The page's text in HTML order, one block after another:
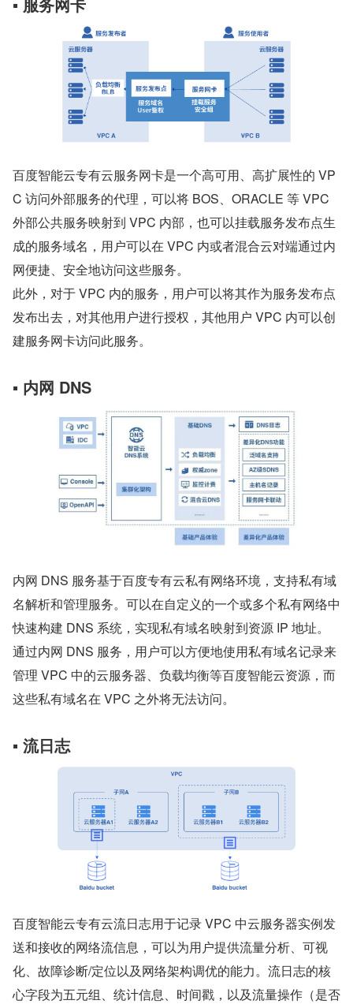
百度智能云专有云服务网卡是一个高可用、高扩展性的 VP
C 访问外部服务的代理，可以将 BOS、ORACLE 等 VPC
外部公共服务映射到 VPC 内部，也可以挂载服务发布点生
成的服务域名，用户可以在 VPC 内或者混合云对端通过内
网便捷、安全地访问这些服务。
此外，对于 VPC 内的服务，用户可以将其作为服务发布点
发布出去，对其他用户进行授权，其他用户 VPC 内可以创
建服务网卡访问此服务。
▪ 内网 DNS
内网 DNS 服务基于百度专有云私有网络环境，支持私有域
名解析和管理服务。可以在自定义的一个或多个私有网络中
快速构建 DNS 系统，实现私有域名映射到资源 IP 地址。
通过内网 DNS 服务，用户可以方便地使用私有域名记录来
管理 VPC 中的云服务器、负载均衡等百度智能云资源，而
这些私有域名在 VPC 之外将无法访问。
▪ 流日志
百度智能云专有云流日志用于记录 VPC 中云服务器实例发
送和接收的网络流信息，可以为用户提供流量分析、可视
化、故障诊断/定位以及网络架构调优的能力。流日志的核
心字段为五元组、统计信息、时间戳，以及流量操作（是否